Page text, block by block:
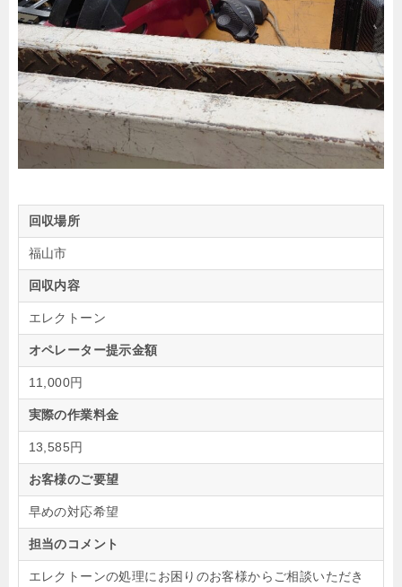
回収場所
福山市
回収内容
エレクトーン
オペレーター提示金額
11,000円
実際の作業料金
13,585円
お客様のご要望
早めの対応希望
担当のコメント
エレクトーンの処理にお困りのお客様からご相談いただき